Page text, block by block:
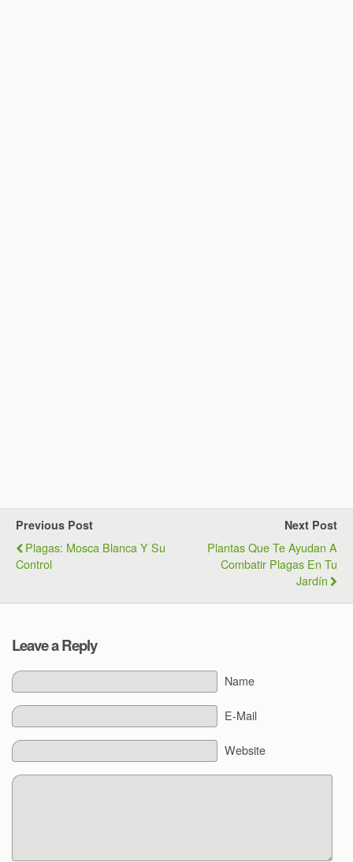
Previous Post
Plagas: Mosca Blanca Y Su
Control
Next Post
Plantas Que Te Ayudan A
Combatir Plagas En Tu
Jardín
Leave a Reply
Name
E-Mail
Website